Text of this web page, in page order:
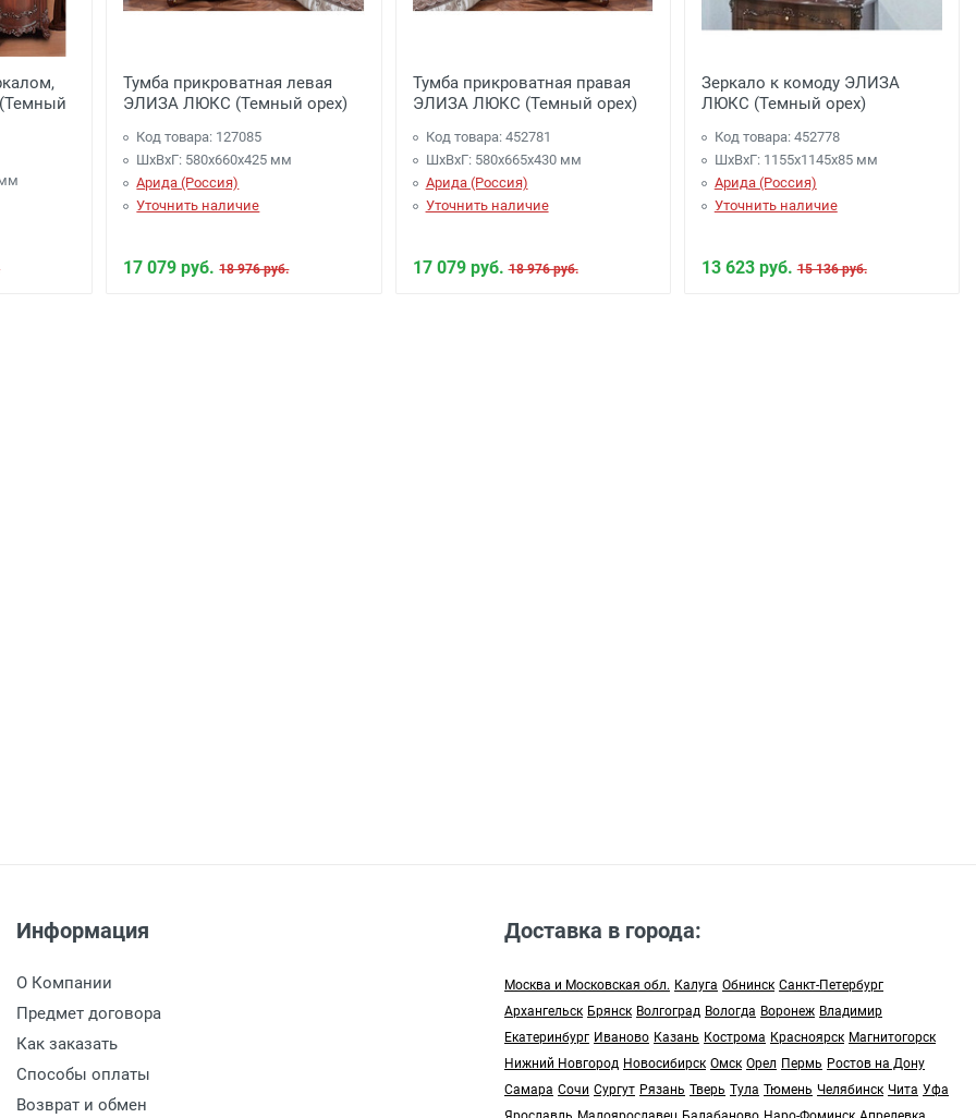
Тумба прикроватная левая
ЭЛИЗА ЛЮКС (Темный орех)
Код товара: 127085
ШхВхГ: 580х660х425 мм
Арида (Россия)
Уточнить наличие
17 079 руб. 18 976 руб.
Тумба прикроватная правая
ЭЛИЗА ЛЮКС (Темный орех)
Код товара: 452781
ШхВхГ: 580х665х430 мм
Арида (Россия)
Уточнить наличие
17 079 руб. 18 976 руб.
Зеркало к комоду ЭЛИЗА
ЛЮКС (Темный орех)
Код товара: 452778
ШхВхГ: 1155х1145х85 мм
Арида (Россия)
Уточнить наличие
13 623 руб. 15 136 руб.
Информация
О Компании
Предмет договора
Как заказать
Способы оплаты
Возврат и обмен
Доставка в города:
Москва и Московская обл. Калуга Обнинск Санкт-Петербург
Архангельск Брянск Волгоград Вологда Воронеж Владимир
Екатеринбург Иваново Казань Кострома Красноярск Магнитогорск
Нижний Новгород Новосибирск Омск Орел Пермь Ростов на Дону
Самара Сочи Сургут Рязань Тверь Тула Тюмень Челябинск Чита Уфа